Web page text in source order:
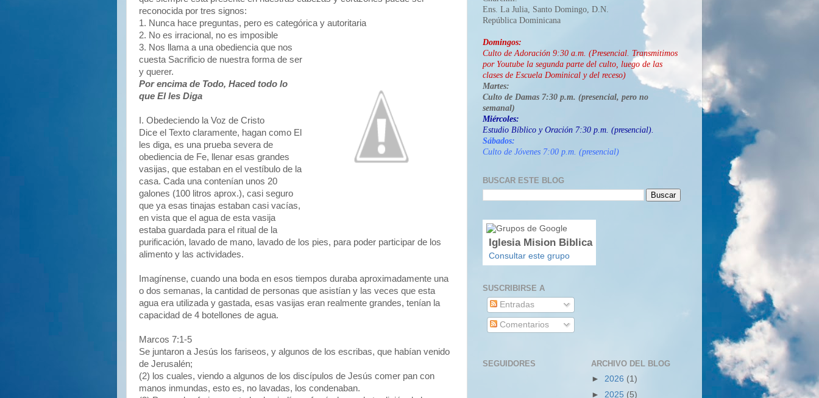
reconocida por tres signos:
1. Nunca hace preguntas, pero es categórica y autoritaria
2. No es irracional, no es imposible
3. Nos llama a una obediencia que nos
cuesta Sacrificio de nuestra forma de ser
y querer.
Por encima de Todo, Haced todo lo
que El les Diga
I. Obedeciendo la Voz de Cristo
Dice el Texto claramente, hagan como El
les diga, es una prueba severa de
obediencia de Fe, llenar esas grandes
vasijas, que estaban en el vestíbulo de la
casa. Cada una contenían unos 20
galones (100 litros aprox.), casi seguro
que ya esas tinajas estaban casi vacías,
en vista que el agua de esta vasija
estaba guardada para el ritual de la
purificación, lavado de mano, lavado de los pies, para poder participar de los
alimento y las actividades.
Imagínense, cuando una boda en esos tiempos duraba aproximadamente una
o dos semanas, la cantidad de personas que asistían y las veces que esta
agua era utilizada y gastada, esas vasijas eran realmente grandes, tenían la
capacidad de 4 botellones de agua.
Marcos 7:1-5
Se juntaron a Jesús los fariseos, y algunos de los escribas, que habían venido
de Jerusalén;
(2) los cuales, viendo a algunos de los discípulos de Jesús comer pan con
manos inmundas, esto es, no lavadas, los condenaban.
Ens. La Julia, Santo Domingo, D.N.
República Dominicana
Domingos:
Culto de Adoración 9:30 a.m. (Presencial. Transmitimos
por Youtube la segunda parte del culto, luego de las
clases de Escuela Dominical y del receso)
Martes:
Culto de Damas 7:30 p.m. (presencial, pero no
semanal)
Miércoles:
Estudio Bíblico y Oración 7:30 p.m. (presencial).
Sábados:
Culto de Jóvenes 7:00 p.m. (presencial)
BUSCAR ESTE BLOG
Iglesia Mision Biblica
Consultar este grupo
SUSCRIBIRSE A
Entradas
Comentarios
SEGUIDORES
ARCHIVO DEL BLOG
► 2026 (1)
► 2025 (5)